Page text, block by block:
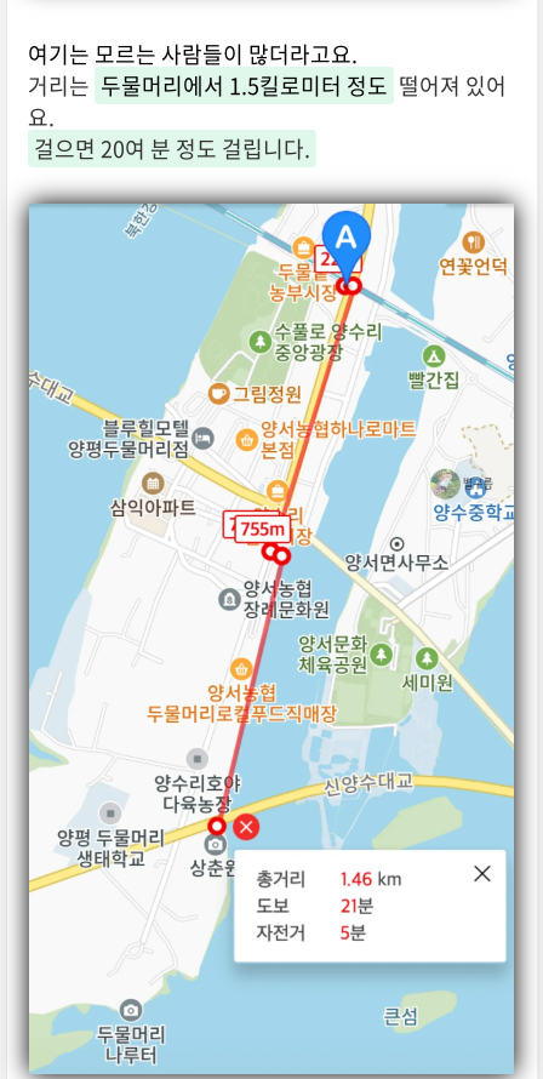
여기는 모르는 사람들이 많더라고요.
거리는 두물머리에서 1.5킬로미터 정도 떨어져 있어
요.
걸으면 20여 분 정도 걸립니다.